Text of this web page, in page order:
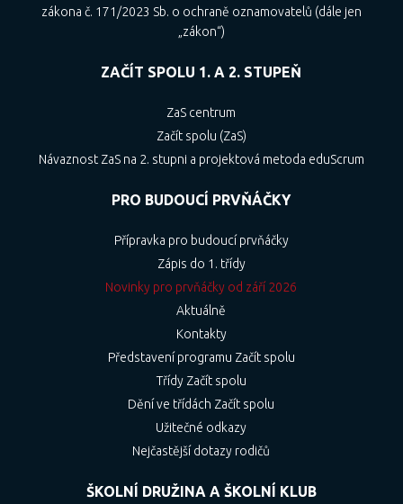
zákona č. 171/2023 Sb. o ochraně oznamovatelů (dále jen
„zákon“)
ZAČÍT SPOLU 1. A 2. STUPEŇ
ZaS centrum
Začít spolu (ZaS)
Návaznost ZaS na 2. stupni a projektová metoda eduScrum
PRO BUDOUCÍ PRVŇÁČKY
Přípravka pro budoucí prvňáčky
Zápis do 1. třídy
Novinky pro prvňáčky od září 2026
Aktuálně
Kontakty
Představení programu Začít spolu
Třídy Začít spolu
Dění ve třídách Začít spolu
Užitečné odkazy
Nejčastější dotazy rodičů
ŠKOLNÍ DRUŽINA A ŠKOLNÍ KLUB